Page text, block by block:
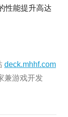
性能提升高达
deck.mhhf.com
兼游戏开发